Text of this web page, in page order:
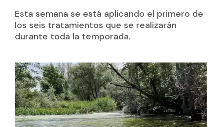
Esta semana se está aplicando el primero de
los seis tratamientos que se realizarán
durante toda la temporada.
Reproductor
de
vídeo